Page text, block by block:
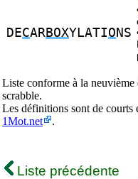
DECARBOXYLATIO NS
Liste conforme à la
scrabble.
Les définitions sont de courts
1Mot.net
.
Liste précédente